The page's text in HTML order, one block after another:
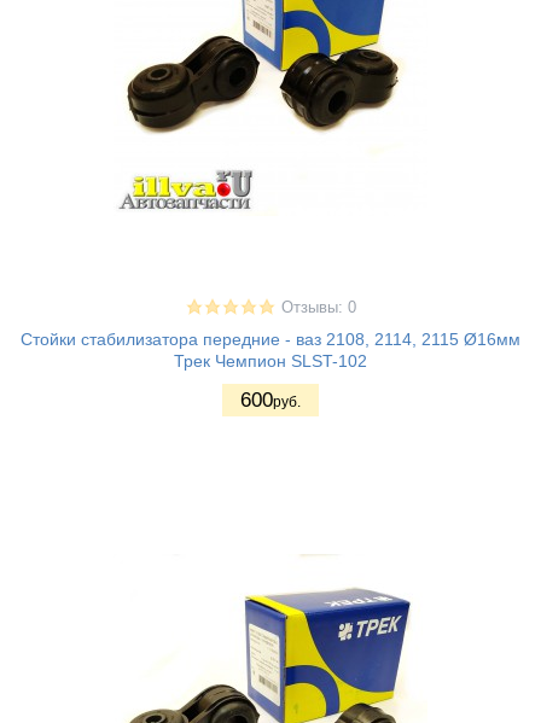
Отзывы: 0
Стойки стабилизатора передние - ваз 2108, 2114, 2115 Ø16мм
Трек Чемпион SLST-102
600руб.